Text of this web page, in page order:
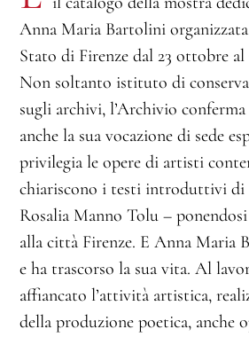
Anna Maria Bartolini
Stato di Firenze dal 23 ottobre al
Non soltanto istituto di
sugli archivi, l’Archivio
anche la sua vocazione di sede
privilegia le opere di artisti
chiariscono i testi introduttivi di
Rosalia Manno Tolu –
alla città Firenze. E Anna Maria
e ha trascorso la sua vita. Al
affiancato l’attività artistica,
della produzione poetica, anche